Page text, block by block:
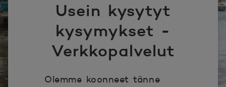
Usein kysytyt
kysymykset -
Verkkopalvelut
Olemme koonneet tänne